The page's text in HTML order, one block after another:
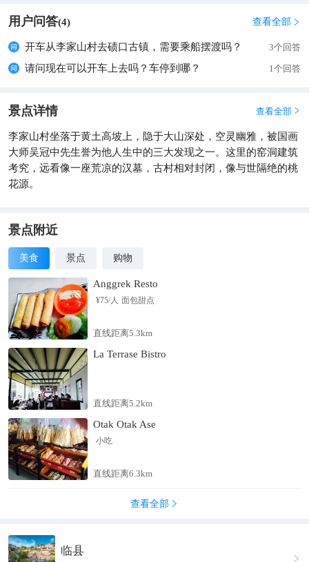
用户问答(4) 查看全部 
开车从李家山村去碛口古镇，需要乘船摆渡吗？ 3个回答
请问现在可以开车上去吗？车停到哪？ 1个回答
景点详情 查看全部 
李家山村坐落于黄土高坡上，隐于大山深处，空灵幽雅，被国画
大师吴冠中先生誉为他人生中的三大发现之一。这里的窑洞建筑
考究，远看像一座荒凉的汉墓，古村相对封闭，像与世隔绝的桃
花源。
景点附近
美食 景点 购物
Anggrek Resto
¥75/人 面包甜点
直线距离5.3km
La Terrase Bistro
直线距离5.2km
Otak Otak Ase
小吃
直线距离6.3km
查看全部 
临县
